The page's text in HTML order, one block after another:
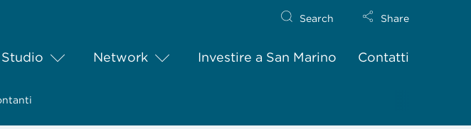
Studio Network Investire a San Marino Contatti
Search Share